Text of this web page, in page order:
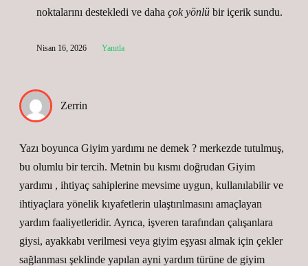
noktalarını destekledi ve daha çok yönlü bir içerik sundu.
Nisan 16, 2026 Yanıtla
Zerrin
Yazı boyunca Giyim yardımı ne demek ? merkezde tutulmuş,
bu olumlu bir tercih. Metnin bu kısmı doğrudan Giyim
yardımı , ihtiyaç sahiplerine mevsime uygun, kullanılabilir ve
ihtiyaçlara yönelik kıyafetlerin ulaştırılmasını amaçlayan
yardım faaliyetleridir. Ayrıca, işveren tarafından çalışanlara
giysi, ayakkabı verilmesi veya giyim eşyası almak için çekler
sağlanması şeklinde yapılan ayni yardım türüne de giyim